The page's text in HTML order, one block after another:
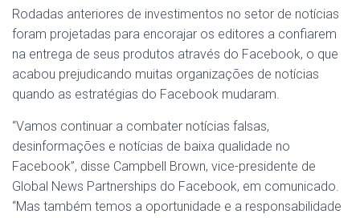
Rodadas anteriores de investimentos no setor de notícias
foram projetadas para encorajar os editores a confiarem
na entrega de seus produtos através do Facebook, o que
acabou prejudicando muitas organizações de notícias
quando as estratégias do Facebook mudaram.
“Vamos continuar a combater notícias falsas,
desinformações e notícias de baixa qualidade no
Facebook”, disse Campbell Brown, vice-presidente de
Global News Partnerships do Facebook, em comunicado.
“Mas também temos a oportunidade e a responsabilidade